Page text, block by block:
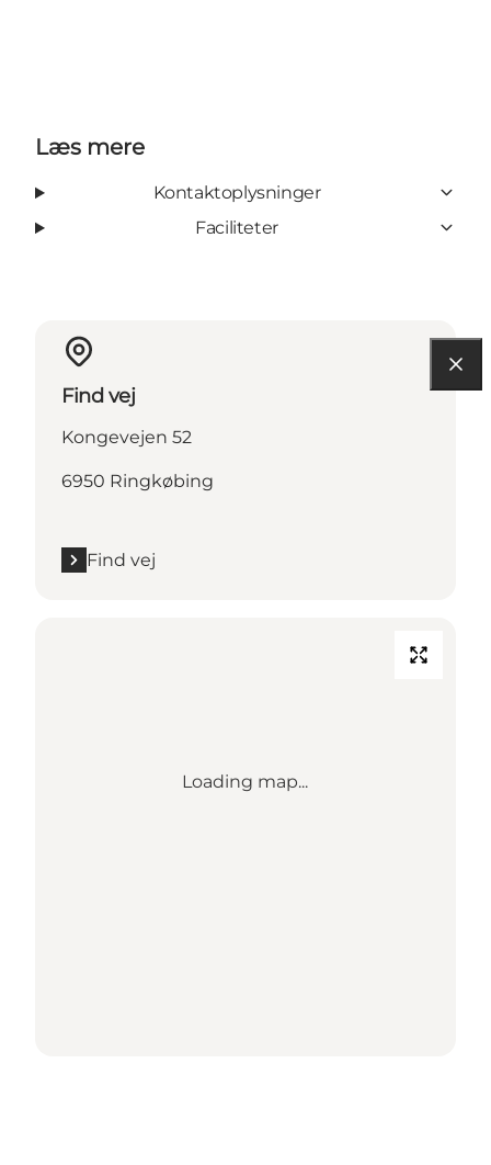
Læs mere
Kontaktoplysninger
Faciliteter
Find vej
Kongevejen 52
6950 Ringkøbing
Find vej
Loading map...